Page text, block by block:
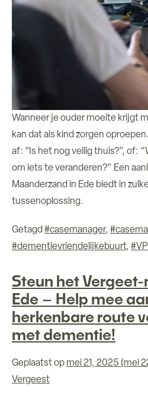
Wanneer je ouder moeite krijgt
kan dat als kind zorgen
af: “Is het nog veilig thuis?”, of:
om iets te veranderen?” Een
Maanderzand in Ede biedt in
tussenoplossing.
Getagd#casemanager,
#dementievriendelijkebuurt,
Steun het
Ede – Help mee
herkenbare route
met dementie!
Geplaatst op mei 21, 2025 (mei
Vergeest